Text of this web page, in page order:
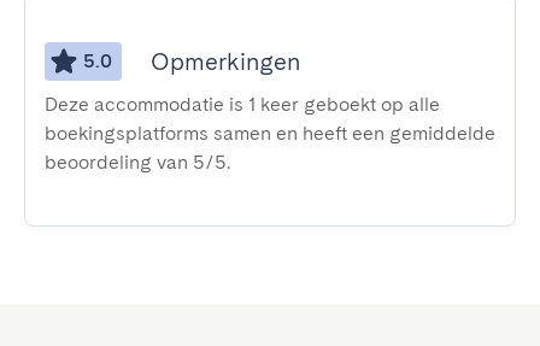
5.0 Opmerkingen
Deze accommodatie is 1 keer geboekt op alle
boekingsplatforms samen en heeft een gemiddelde
beoordeling van 5/5.